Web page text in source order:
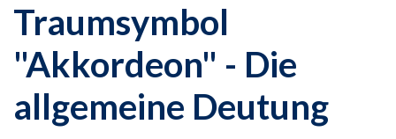
Traumsymbol
"Akkordeon" - Die
allgemeine Deutung